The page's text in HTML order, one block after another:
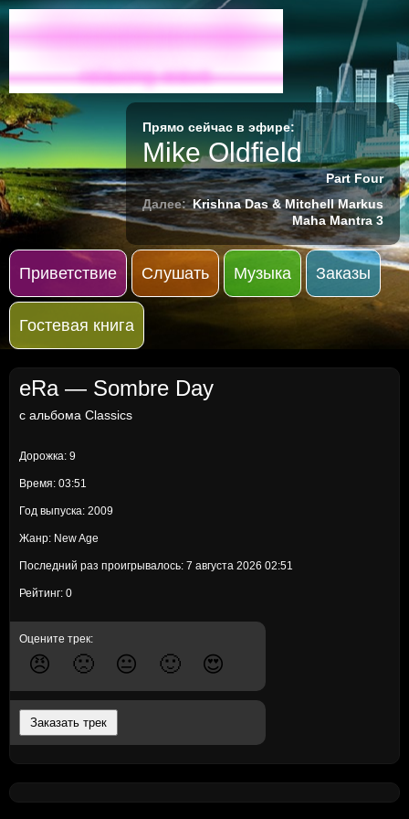
Radio-M
relaxing wave
Прямо сейчас в эфире:
Mike Oldfield
Part Four
Далее: Krishna Das & Mitchell Markus
Maha Mantra 3
Приветствие Слушать Музыка Заказы
Гостевая книга
eRa — Sombre Day
с альбома Classics
Дорожка: 9
Время: 03:51
Год выпуска: 2009
Жанр: New Age
Последний раз проигрывалось: 7 августа 2026 02:51
Рейтинг: 0
Оцените трек:
😠 🙁 😐 🙂 😍
Заказать трек